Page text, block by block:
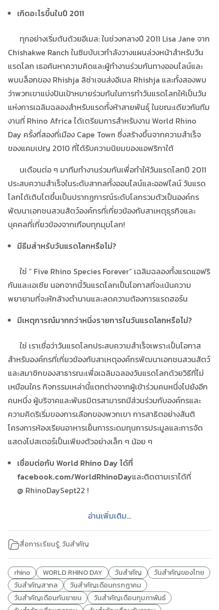
เกิดอะไรขึ้นในปี 2011
ทุกอย่างเริ่มต้นด้วยอีเมล: ในช่วงกลางปี ​​2011 Lisa Jane จาก
Chishakwe Ranch ในซิมบับเวกำลังวางแผนล่วงหน้าสำหรับวัน
แรดโลก เธอค้นหาความคิดและผู้ทำงานร่วมกันทางออนไลน์และ
พบบล็อกของ Rhishja ลิซ่าเจนส่งอีเมล Rhishja และทั้งสองพบ
ว่าพวกเขาแบ่งปันเป้าหมายร่วมกันในการทำวันแรดโลกให้เป็นวัน
แห่งการเฉลิมฉลองสำหรับแรดทั้งห้าสายพันธุ์ ในขณะเดียวกันทีม
งานที่ Rhino Africa ได้เตรียมการสำหรับงาน World Rhino
Day ครั้งที่สองที่เมือง Cape Town ซึ่งสร้างขึ้นจากความสำเร็จ
ของแคมเปญ 2010 ที่ได้รับความนิยมของแอฟริกาใต้
นเดือนต่อ ๆ มาทีมทำงานร่วมกันเพื่อทำให้วันแรดโลกปี 2011
ประสบความสำเร็จในระดับสากลทั้งออนไลน์และออฟไลน์ วันแรด
โลกได้เติบโตขึ้นเป็นปรากฏการณ์ระดับโลกรวมตัวเป็นองค์กร
พัฒนาเอกชนสวนสัตว์องค์กรที่เกี่ยวข้องกับสาเหตุธุรกิจและ
บุคคลที่เกี่ยวข้องจากเกือบทุกมุมโลก!
มีธีมสำหรับวันแรดโลกหรือไม่?
ใช่ “ Five Rhino Species Forever” เฉลิมฉลองทั้งแรดแอฟริ
กันและเอเซีย นอกจากนี้วันแรดโลกเป็นโอกาสที่จะเน้นความ
พยายามที่จะหักล้างตำนานและลดความต้องการแรดฮอร์น
มีเหตุการณ์มากกว่าหนึ่งรายการในวันแรดโลกหรือไม่?
ใช่ เราเชื่อว่าวันแรดโลกประสบความสำเร็จเพราะเป็นโอกาส
สำหรับองค์กรที่เกี่ยวข้องกับสาเหตุองค์กรพัฒนาเอกชนสวนสัตว์
และสมาชิกของสาธารณะเพื่อเฉลิมฉลองวันแรดโลกด้วยวิธีที่ไม่
เหมือนใคร กิจกรรมเหล่านี้แตกต่างจากผู้เข้าร่วมคนหนึ่งไปยังอีก
คนหนึ่ง ผู้บริจาคและพันธมิตรสามารถมีส่วนร่วมกับองค์กรและ
ความคิดริเริ่มของการเลือกของพวกเขา การสาธิตอย่างสันติ
โครงการห้องเรียนอาหารเย็นการระดมทุนการประมูลและการจัด
แสดงโปสเตอร์เป็นเพียงตัวอย่างเล็ก ๆ น้อย ๆ
เชื่อมต่อกับ World Rhino Day ได้ที่
facebook.com/WorldRhinoDayและติดตามเราได้ที่
@ RhinoDaySept22 !
อ่านเพิ่มเติม...
สื่อการเรียนรู้,วันสำคัญ
rhino WORLD RHINO DAY วันสำคัญ
วันสำคัญของไทย
วันสำคัญสากล
วันสำคัญเดือนกรกฎาคม
วันสำคัญเดือนกันยายน
วันสำคัญเดือนกุมภาพันธ์